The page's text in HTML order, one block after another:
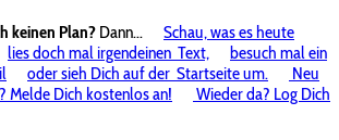
keinen Plan? Dann...
Schau, was es heute
lies doch mal irgendeinen Text,
besuch mal ein
oder sieh Dich auf der Startseite um.
Neu
Melde Dich kostenlos an!
Wieder da? Log Dich